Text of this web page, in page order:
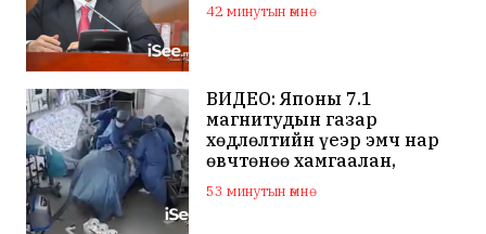
байгуулалт хийж
42 минутын өмнө
ВИДЕО: Японы 7.1
магнитудын газар
хөдлөлтийн үеэр эмч нар
өвчтөнөө хамгаалан,
хагалгаагаа
үргэлжлүүлжээ
53 минутын өмнө